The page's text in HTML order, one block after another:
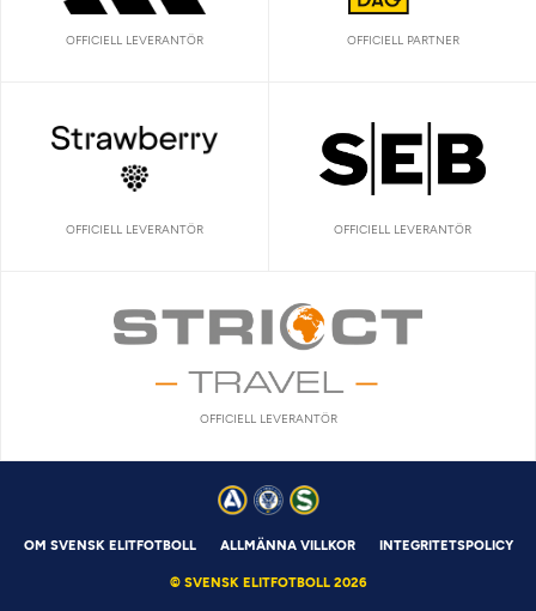
OFFICIELL LEVERANTÖR OFFICIELL PARTNER
OFFICIELL LEVERANTÖR OFFICIELL LEVERANTÖR
OFFICIELL LEVERANTÖR
OM SVENSK ELITFOTBOLL ALLMÄNNA VILLKOR INTEGRITETSPOLICY
© SVENSK ELITFOTBOLL 2026